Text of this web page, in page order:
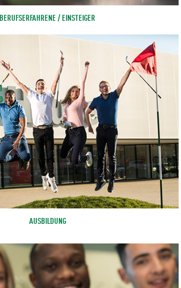
BERUFSERFAHRENE / EINSTEIGER
AUSBILDUNG